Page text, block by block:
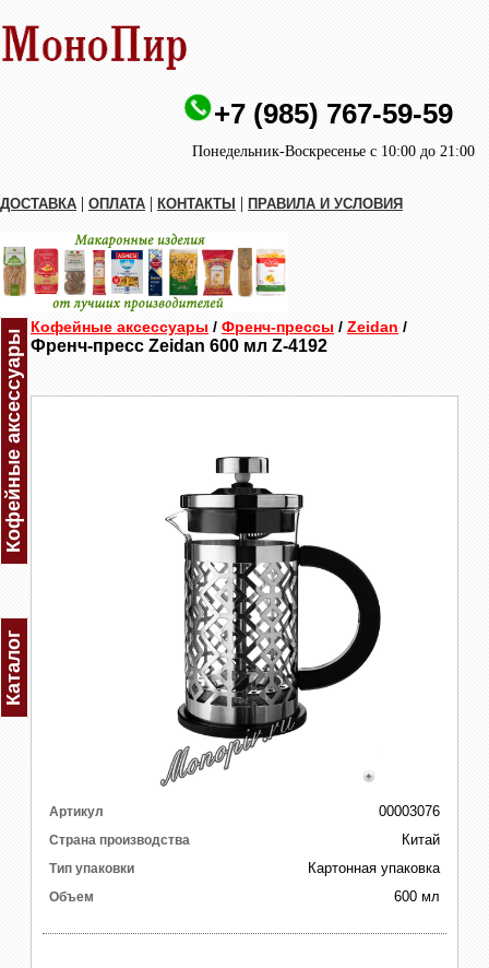
+7 (985) 767-59-59
Понедельник-Воскресенье с 10:00 до 21:00
ДОСТАВКА | ОПЛАТА | КОНТАКТЫ | ПРАВИЛА И УСЛОВИЯ
Кофейные аксессуары
Каталог
Кофейные аксессуары / Френч-прессы / Zeidan /
Френч-пресс Zeidan 600 мл Z-4192
Артикул 00003076
Страна производства Китай
Тип упаковки Картонная упаковка
Объем 600 мл